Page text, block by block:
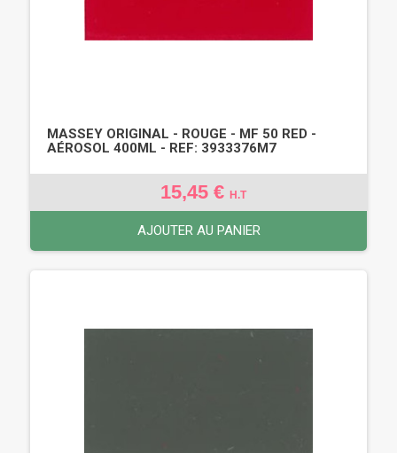
MASSEY ORIGINAL - ROUGE - MF 50 RED -
AÉROSOL 400ML - REF: 3933376M7
15,45 € H.T
AJOUTER AU PANIER